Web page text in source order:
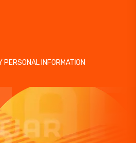
PERSONAL INFORMATION